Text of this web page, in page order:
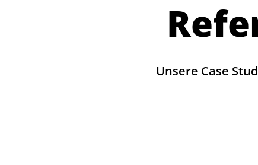
Unsere Case